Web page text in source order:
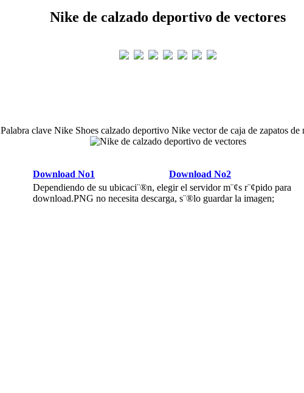
Nike de calzado deportivo de vectores
Palabra clave Nike Shoes calzado deportivo Nike vector de caja de zapatos de
Download No1
Download No2
Dependiendo de su ubicaci¨®n, elegir el servidor m¨¢s r¨¢pido para
download.PNG no necesita descarga, s¨®lo guardar la imagen;